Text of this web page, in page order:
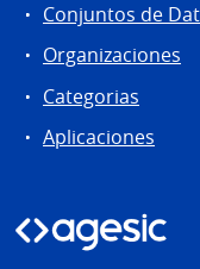
Conjuntos de
Organizaciones
Categorias
Aplicaciones